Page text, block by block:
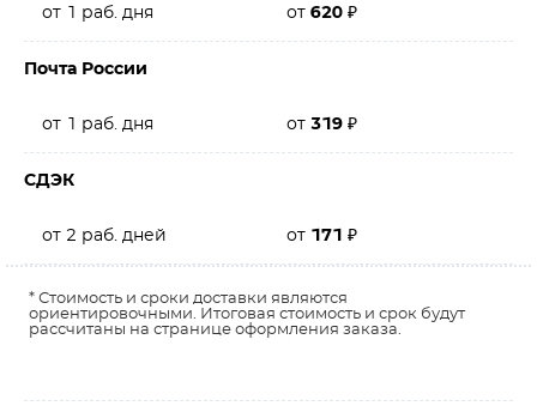
от 1 раб. дня от 620 ₽
Почта России
от 1 раб. дня от 319 ₽
СДЭК
от 2 раб. дней от 171 ₽
* Стоимость и сроки доставки являются
ориентировочными. Итоговая стоимость и срок будут
рассчитаны на странице оформления заказа.